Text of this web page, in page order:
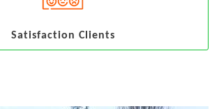
Satisfaction Clients